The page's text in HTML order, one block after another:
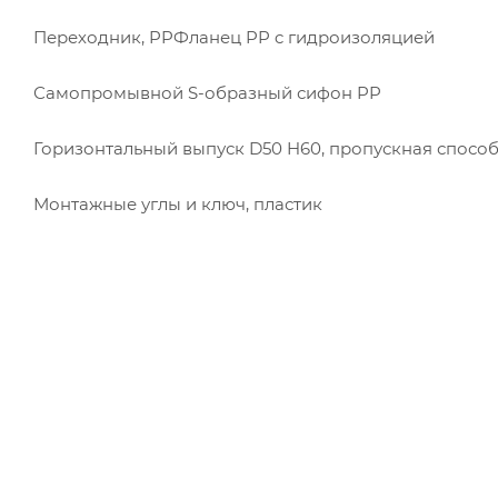
Переходник, PPФланец PP c гидроизоляцией
Самопромывной S-образный сифон PP
Горизонтальный выпуск D50 H60, пропускная
Монтажные углы и ключ, пластик